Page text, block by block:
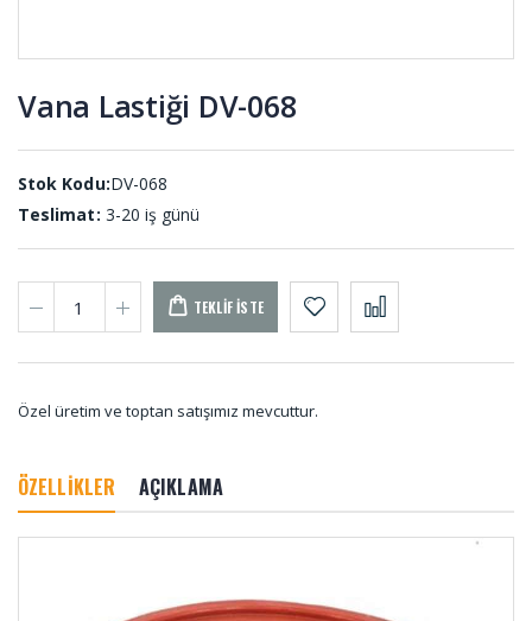
Vana Lastiği DV-068
Stok Kodu:DV-068
Teslimat: 3-20 iş günü
TEKLIF İSTE
Özel üretim ve toptan satışımız mevcuttur.
ÖZELLİKLER AÇIKLAMA
Vana
Lastiği DV-